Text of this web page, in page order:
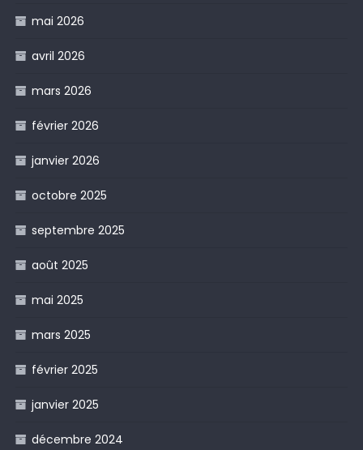
mai 2026
avril 2026
mars 2026
février 2026
janvier 2026
octobre 2025
septembre 2025
août 2025
mai 2025
mars 2025
février 2025
janvier 2025
décembre 2024